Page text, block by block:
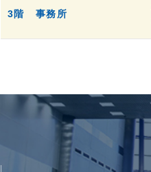
3階 事務所